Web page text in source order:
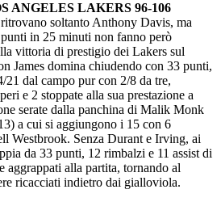
ANGELES LAKERS 96-106
soltanto Anthony Davis, ma
in 25 minuti non fanno però
vittoria di prestigio dei Lakers sul
James domina chiudendo con 33 punti,
21 dal campo pur con 2/8 da tre,
e 2 stoppate alla sua prestazione a
serate dalla panchina di Malik Monk
a cui si aggiungono i 15 con 6
Westbrook. Senza Durant e Irving, ai
da 33 punti, 12 rimbalzi e 11 assist di
aggrappati alla partita, tornando al
ricacciati indietro dai gialloviola.